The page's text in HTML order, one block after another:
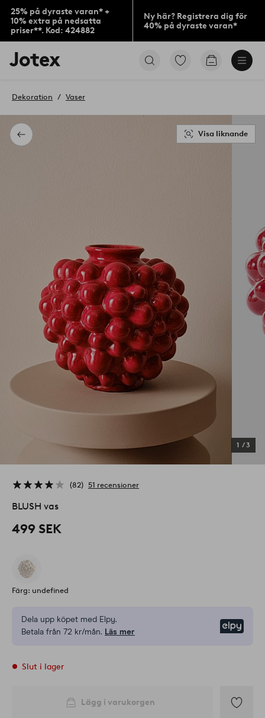
25% på dyraste varan* +
10% extra på nedsatta
priser**. Kod: 424882
Ny här? Registrera dig för
40% på dyraste varan*
Jotex
logotyp
till
Gå
Gå
Tillbaka
Dekoration Vaser
1 /3
Visa liknande
82 51 recensioner
BLUSH vas
499 SEK
Färg: undefined
Dela upp köpet med Elpy.
Betala från 72 kr/mån. Läs mer
Slut i lager
Lägg i varukorgen